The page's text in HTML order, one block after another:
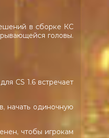
в сборке КС
головы.
CS 1.6 встречает
начать одиночную
чтобы игрокам